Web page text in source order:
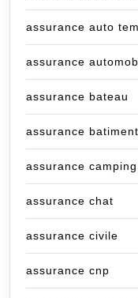
assurance auto
assurance
assurance bateau
assurance batiment
assurance
assurance chat
assurance civile
assurance cnp